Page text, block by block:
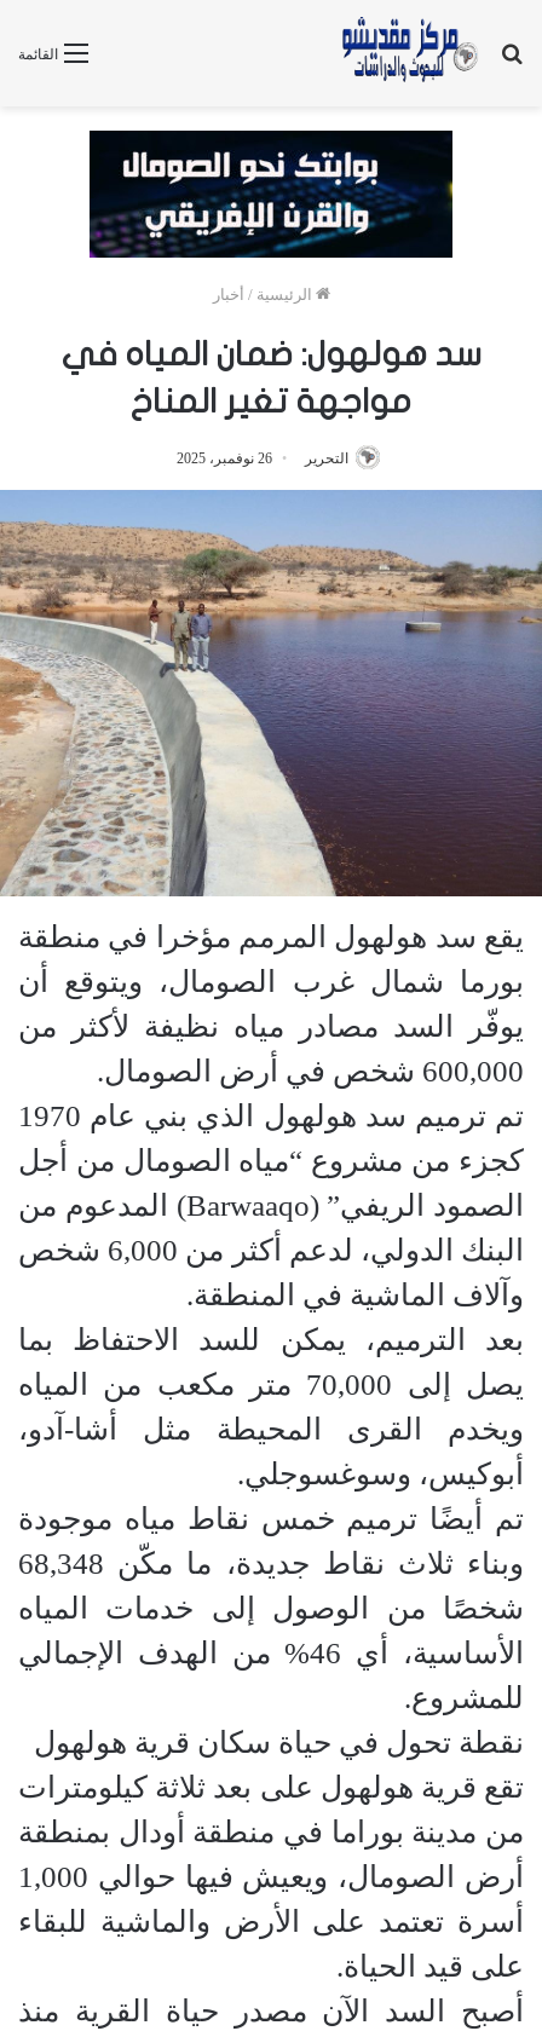
القائمة
بحث
الرئيسية / أخبار
سد هولهول: ضمان المياه في
مواجهة تغير المناخ
التحرير 26 نوفمبر، 2025
يقع سد هولهول المرمم مؤخرا في منطقة
بورما شمال غرب الصومال، ويتوقع أن
يوفّر السد مصادر مياه نظيفة لأكثر من
600,000 شخص في أرض الصومال.
تم ترميم سد هولهول الذي بني عام 1970
كجزء من مشروع “مياه الصومال من أجل
الصمود الريفي” (Barwaaqo) المدعوم من
البنك الدولي، لدعم أكثر من 6,000 شخص
وآلاف الماشية في المنطقة.
بعد الترميم، يمكن للسد الاحتفاظ بما
يصل إلى 70,000 متر مكعب من المياه
ويخدم القرى المحيطة مثل أشا-آدو،
أبوكيس، وسوغسوجلي.
تم أيضًا ترميم خمس نقاط مياه موجودة
وبناء ثلاث نقاط جديدة، ما مكّن 68,348
شخصًا من الوصول إلى خدمات المياه
الأساسية، أي 46% من الهدف الإجمالي
للمشروع.
نقطة تحول في حياة سكان قرية هولهول
تقع قرية هولهول على بعد ثلاثة كيلومترات
من مدينة بوراما في منطقة أودال بمنطقة
أرض الصومال، ويعيش فيها حوالي 1,000
أسرة تعتمد على الأرض والماشية للبقاء
على قيد الحياة.
أصبح السد الآن مصدر حياة القرية منذ